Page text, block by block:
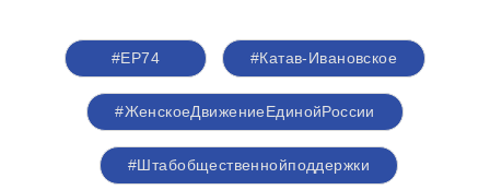
#ЕР74 #Катав-Ивановское
#ЖенскоеДвижениеЕдинойРоссии
#Штабобщественнойподдержки